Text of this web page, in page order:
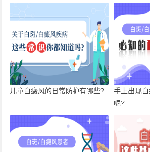
儿童白癜风的日常防护有哪些?
手上出现
呢?